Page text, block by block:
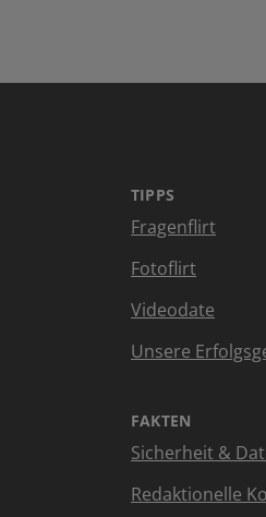
TIPPS
Fragenflirt
Fotoflirt
Videodate
Unsere
FAKTEN
Sicherheit &
Redaktionelle